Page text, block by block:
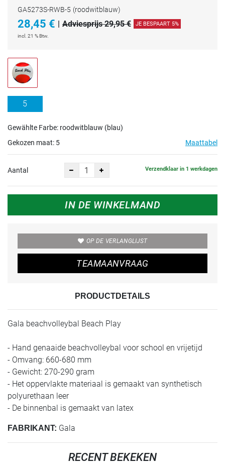
GA5273S-RWB-5 (roodwitblauw)
28,45 € | Adviesprijs 29,95 € JE BESPAART 5%
incl. 21 % Btw.
5
Gewählte Farbe: roodwitblauw (blau)
Gekozen maat: 5 Maattabel
Aantal Verzendklaar in 1 werkdagen
IN DE WINKELMAND
OP DE VERLANGLIJST
TEAMAANVRAAG
PRODUCTDETAILS
Gala beachvolleybal Beach Play
- Hand genaaide beachvolleybal voor school en vrijetijd
- Omvang: 660-680 mm
- Gewicht: 270-290 gram
- Het oppervlakte materiaal is gemaakt van synthetisch
polyurethaan leer
- De binnenbal is gemaakt van latex
FABRIKANT: Gala
RECENT BEKEKEN